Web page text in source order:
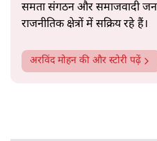
समता संगठन और समाजवादी
राजनीतिक क्षेत्रों में सक्रिय रहे हैं।
अरविंद मोहन की और स्टोरी पढ़ें